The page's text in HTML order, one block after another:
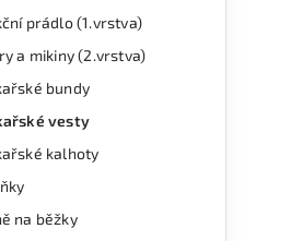
prádlo (1.vrstva)
a mikiny (2.vrstva)
bundy
vesty
kalhoty
na běžky